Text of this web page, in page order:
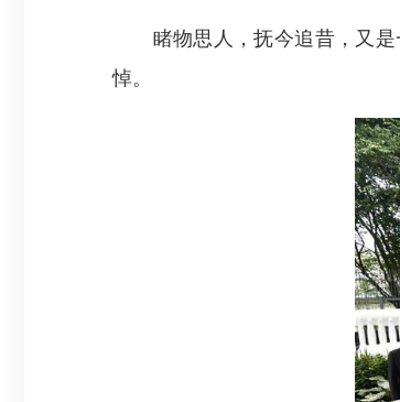
睹物思人，抚今追昔，又是
悼。